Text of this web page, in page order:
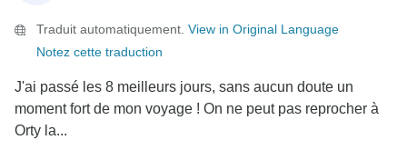
Traduit automatiquement. View in Original Language
Notez cette traduction
J'ai passé les 8 meilleurs jours, sans aucun doute un
moment fort de mon voyage ! On ne peut pas reprocher à
Orty la...